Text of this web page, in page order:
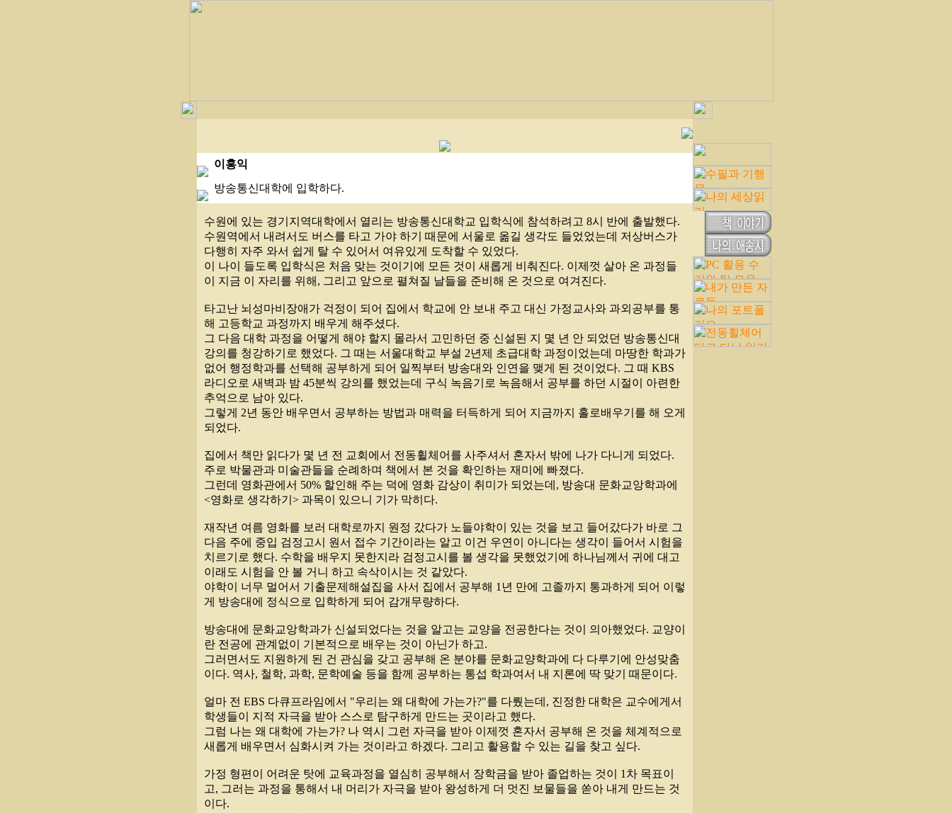
이홍익
방송통신대학에 입학하다.
수원에 있는 경기지역대학에서 열리는 방송통신대학교 입학식에 참석하려고 8시 반에 출발했다.
수원역에서 내려서도 버스를 타고 가야 하기 때문에 서울로 옮길 생각도 들었었는데 저상버스가
다행히 자주 와서 쉽게 탈 수 있어서 여유있게 도착할 수 있었다.
이 나이 들도록 입학식은 처음 맞는 것이기에 모든 것이 새롭게 비춰진다. 이제껏 살아 온 과정들
이 지금 이 자리를 위해, 그리고 앞으로 펼쳐질 날들을 준비해 온 것으로 여겨진다.
타고난 뇌성마비장애가 걱정이 되어 집에서 학교에 안 보내 주고 대신 가정교사와 과외공부를 통
해 고등학교 과정까지 배우게 해주셨다.
그 다음 대학 과정을 어떻게 해야 할지 몰라서 고민하던 중 신설된 지 몇 년 안 되었던 방송통신대
강의를 청강하기로 했었다. 그 때는 서울대학교 부설 2년제 초급대학 과정이었는데 마땅한 학과가
없어 행정학과를 선택해 공부하게 되어 일찍부터 방송대와 인연을 맺게 된 것이었다. 그 때 KBS
라디오로 새벽과 밤 45분씩 강의를 했었는데 구식 녹음기로 녹음해서 공부를 하던 시절이 아련한
추억으로 남아 있다.
그렇게 2년 동안 배우면서 공부하는 방법과 매력을 터득하게 되어 지금까지 홀로배우기를 해 오게
되었다.
집에서 책만 읽다가 몇 년 전 교회에서 전동휠체어를 사주셔서 혼자서 밖에 나가 다니게 되었다.
주로 박물관과 미술관들을 순례하며 책에서 본 것을 확인하는 재미에 빠졌다.
그런데 영화관에서 50% 할인해 주는 덕에 영화 감상이 취미가 되었는데, 방송대 문화교앙학과에
<영화로 생각하기> 과목이 있으니 기가 막히다.
재작년 여름 영화를 보러 대학로까지 원정 갔다가 노들야학이 있는 것을 보고 들어갔다가 바로 그
다음 주에 중입 검정고시 원서 접수 기간이라는 알고 이건 우연이 아니다는 생각이 들어서 시험을
치르기로 했다. 수학을 배우지 못한지라 검정고시를 볼 생각을 못했었기에 하나님께서 귀에 대고
이래도 시험을 안 볼 거니 하고 속삭이시는 것 같았다.
야학이 너무 멀어서 기출문제해설집을 사서 집에서 공부해 1년 만에 고졸까지 통과하게 되어 이렇
게 방송대에 정식으로 입학하게 되어 감개무량하다.
방송대에 문화교앙학과가 신설되었다는 것을 알고는 교양을 전공한다는 것이 의아했었다. 교양이
란 전공에 관계없이 기본적으로 배우는 것이 아닌가 하고.
그러면서도 지원하게 된 건 관심을 갖고 공부해 온 분야를 문화교양학과에 다 다루기에 안성맞춤
이다. 역사, 철학, 과학, 문학예술 등을 함께 공부하는 통섭 학과여서 내 지론에 딱 맞기 때문이다.
얼마 전 EBS 다큐프라임에서 "우리는 왜 대학에 가는가?"를 다뤘는데, 진정한 대학은 교수에게서
학생들이 지적 자극을 받아 스스로 탐구하게 만드는 곳이라고 했다.
그럼 나는 왜 대학에 가는가? 나 역시 그런 자극을 받아 이제껏 혼자서 공부해 온 것을 체계적으로
새롭게 배우면서 심화시켜 가는 것이라고 하겠다. 그리고 활용할 수 있는 길을 찾고 싶다.
가정 형편이 어려운 탓에 교육과정을 열심히 공부해서 장학금을 받아 졸업하는 것이 1차 목표이
고, 그러는 과정을 통해서 내 머리가 자극을 받아 왕성하게 더 멋진 보물들을 쏟아 내게 만드는 것
이다.